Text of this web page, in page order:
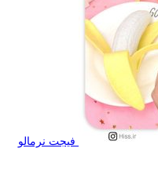
فیجت نرمالو